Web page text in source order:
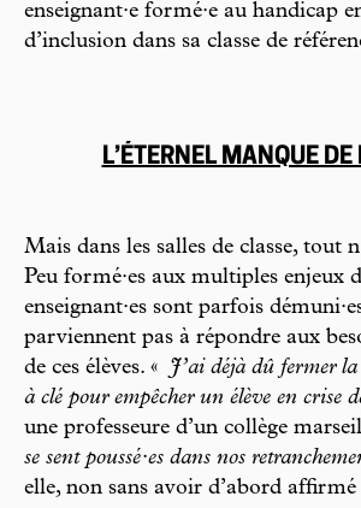
enseignant·e formé·e au handicap
d’inclusion dans sa classe de
L’ÉTERNEL MANQUE DE
Mais dans les salles de classe, tout
Peu formé·es aux multiples enjeux
enseignant·es sont parfois
parviennent pas à répondre aux
de ces élèves. «
J’ai déjà dû fermer
à clé pour empêcher un élève en crise
une professeure d’un collège
se sent poussé·es dans nos
elle, non sans avoir d’abord affirmé